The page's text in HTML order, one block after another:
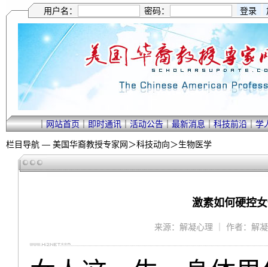
用户名： 密码：
｜网站首页｜即时通讯｜活动公告｜最新消息｜科技前沿｜学
栏目导航 — 美国华裔教授专家网＞科技动向＞生物医学
激素如何硬控
来源：解凝心理 ｜ 作者：解